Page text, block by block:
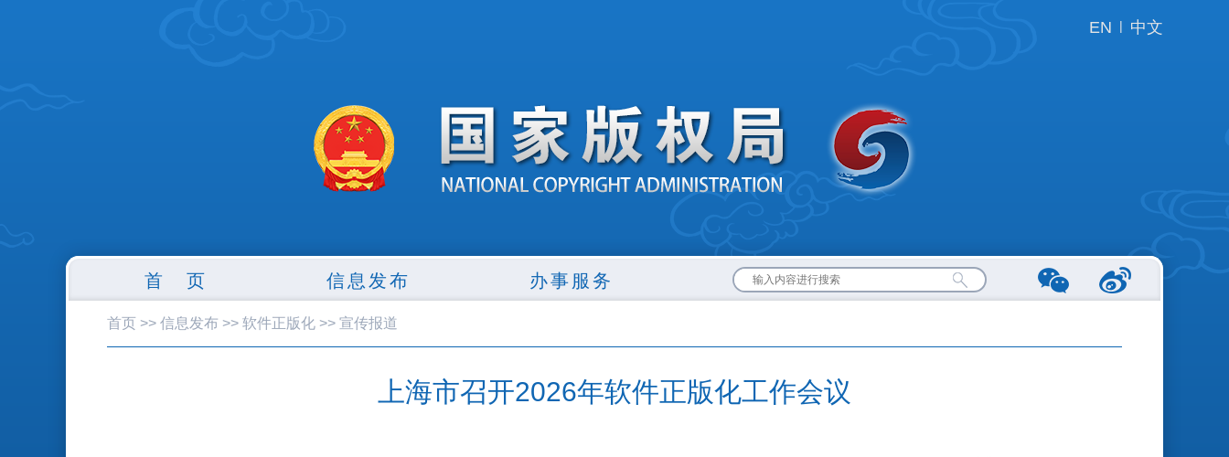
EN | 中文
首 页 信息发布 办事服务
首页 >> 信息发布 >> 软件正版化 >> 宣传报道
上海市召开2026年软件正版化工作会议